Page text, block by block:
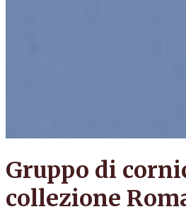
Gruppo di
collezione